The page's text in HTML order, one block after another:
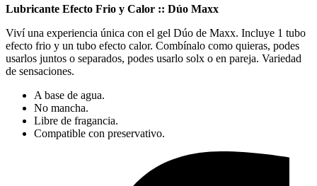
Lubricante Efecto Frio y Calor :: Dúo Maxx
Viví una experiencia única con el gel Dúo de Maxx. Incluye 1 tubo
efecto frio y un tubo efecto calor. Combínalo como quieras, podes
usarlos juntos o separados, podes usarlo solx o en pareja. Variedad
de sensaciones.
A base de agua.
No mancha.
Libre de fragancia.
Compatible con preservativo.